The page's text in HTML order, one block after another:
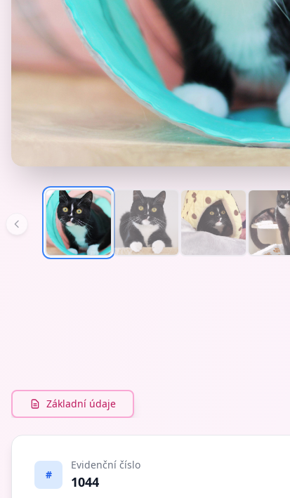
Základní údaje
#
Evidenční číslo
1044